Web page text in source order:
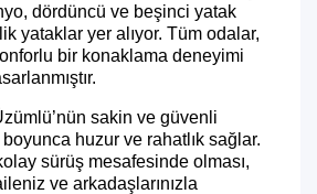
dördüncü ve beşinci yatak
yataklar yer alıyor. Tüm odalar,
bir konaklama deneyimi
sakin ve güvenli
huzur ve rahatlık sağlar.
sürüş mesafesinde olması,
ve arkadaşlarınızla